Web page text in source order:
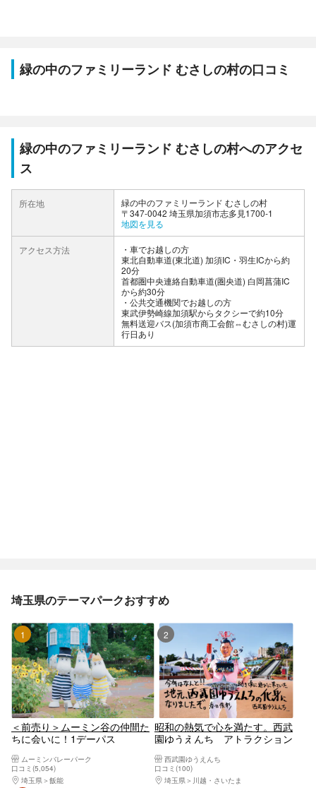
緑の中のファミリーランド むさしの村の口コミ
緑の中のファミリーランド むさしの村へのアクセ
ス
所在地
緑の中のファミリーランド むさしの村
〒347-0042 埼玉県加須市志多見1700-1
地図を見る
アクセス方法
車でお越しの方
東北自動車道(東北道) 加須IC・羽生ICから約
20分
首都圏中央連絡自動車道(圏央道) 白岡菖蒲IC
から約30分
公共交通機関でお越しの方
東武伊勢崎線加須駅からタクシーで約10分
無料送迎バス(加須市商工会館⇔むさしの村)運
埼玉県のテーマパークおすすめ
1位
＜前売り＞ムーミン谷の仲間た
ちに会いに！1デーパス
ムーミンバレーパーク
口コミ(5,054)
埼玉県
飯能
昭和の熱気で心を満たす。西武
園ゆうえんち アトラクション
西武園ゆうえんち
口コミ(100)
埼玉県
川越・さいたま